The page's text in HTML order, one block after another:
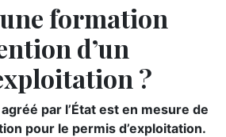
formation
d’un
?
par l’État est en mesure de
pour le permis d’exploitation.